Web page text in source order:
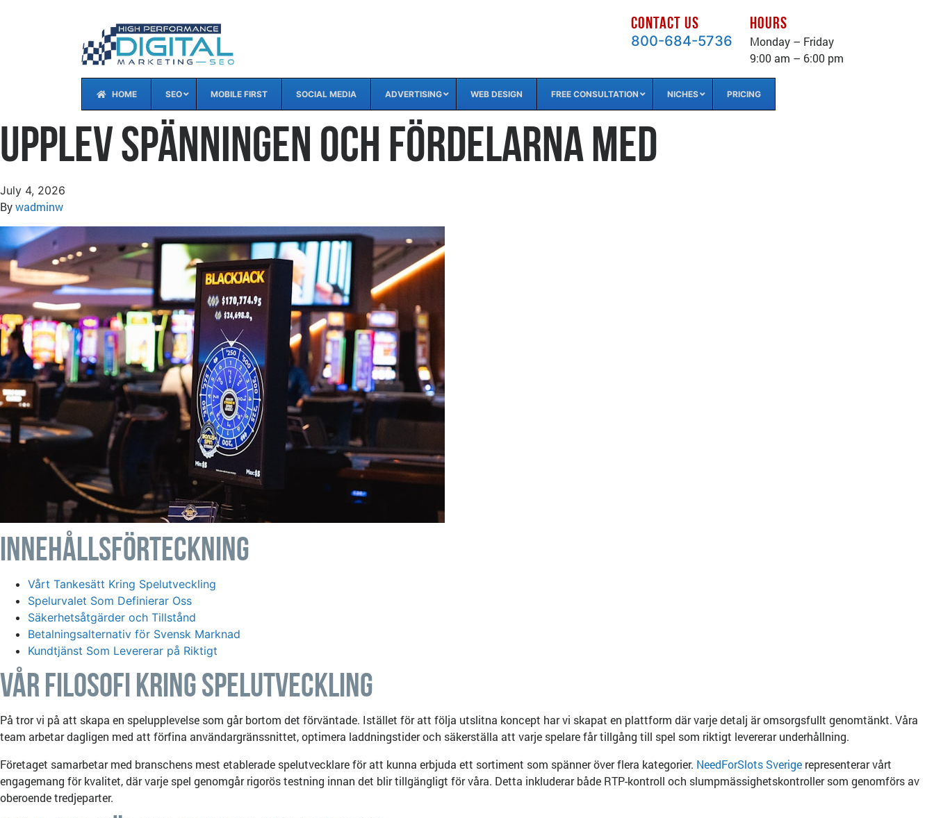
CONTACT US
800-684-5736
HOURS
Monday – Friday
9:00 am – 6:00 pm
HOME SEO MOBILE FIRST SOCIAL MEDIA ADVERTISING WEB DESIGN FREE CONSULTATION NICHES PRICING
Upplev Spänningen och Fördelarna med
July 4, 2026
Bywadminw
Innehållsförteckning
Vårt Tankesätt Kring Spelutveckling
Spelurvalet Som Definierar Oss
Säkerhetsåtgärder och Tillstånd
Betalningsalternativ för Svensk Marknad
Kundtjänst Som Levererar på Riktigt
Vår Filosofi Kring Spelutveckling
På tror vi på att skapa en spelupplevelse som går bortom det förväntade. Istället för att följa utslitna koncept har vi skapat en plattform där varje detalj är omsorgsfullt genomtänkt. Våra
team arbetar dagligen med att förfina användargränssnittet, optimera laddningstider och säkerställa att varje spelare får tillgång till spel som riktigt levererar underhållning.
Företaget samarbetar med branschens mest etablerade spelutvecklare för att kunna erbjuda ett sortiment som spänner över flera kategorier. NeedForSlots Sverige representerar vårt
engagemang för kvalitet, där varje spel genomgår rigorös testning innan det blir tillgängligt för våra. Detta inkluderar både RTP-kontroll och slumpmässighetskontroller som genomförs av
oberoende tredjeparter.